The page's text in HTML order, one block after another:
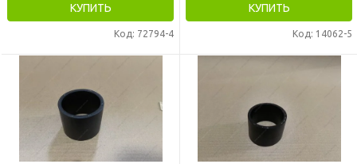
КУПИТЬ
Код: 72794-4
КУПИТЬ
Код: 14062-5